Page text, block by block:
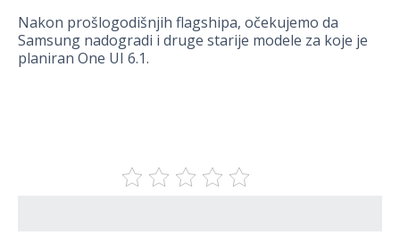
Nakon prošlogodišnjih flagshipa, očekujemo da
Samsung nadogradi i druge starije modele za koje je
planiran One UI 6.1.